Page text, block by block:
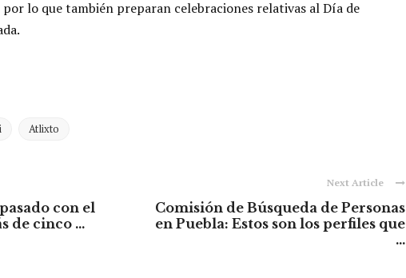
lo que también preparan celebraciones relativas al Día de
Atlixto
con el
de cinco ...
Next Article
Comisión de Búsqueda de Personas
en Puebla: Estos son los perfiles que
...